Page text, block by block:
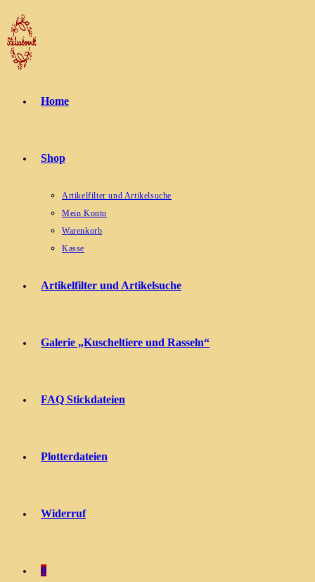
Zum
Inhalt
springen
Home
Shop
Artikelfilter und Artikelsuche
Mein Konto
Warenkorb
Kasse
Artikelfilter und Artikelsuche
Galerie „Kuscheltiere und Rasseln“
FAQ Stickdateien
Plotterdateien
Widerruf
0